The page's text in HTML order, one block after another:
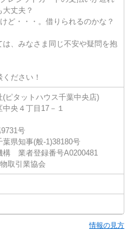
丈夫？
ど・・・。借りられるのかな？
は、みなさま同じ不安や疑問を抱
ださい！
タットハウス千葉中央店)
央４丁目17－１
号
県知事(般-1)38180号
構 業者登録番号A0200481
取引業協会
情報の見方